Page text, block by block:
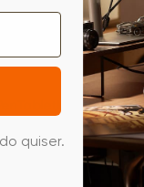
–
quiser.